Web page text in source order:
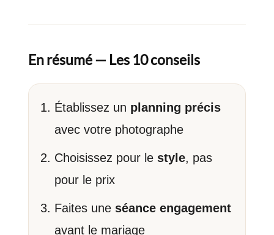
En résumé — Les 10 conseils
Établissez un planning précis
avec votre photographe
Choisissez pour le style, pas
pour le prix
Faites une séance engagement
avant le mariage